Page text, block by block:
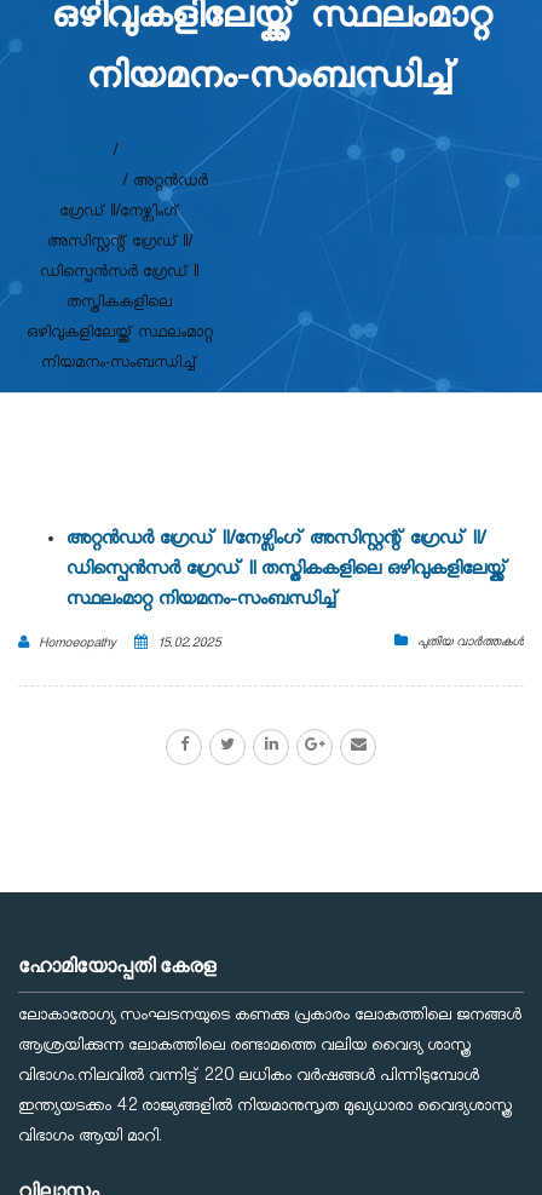
ഒഴിവുകളിലേയ്ക്ക് സ്ഥലംമാറ്റ
നിയമനം-സംബന്ധിച്ച്
/
/ അറ്റൻഡർ
ഗ്രേഡ് II/നേഴ്സിംഗ്
അസിസ്റ്റന്റ് ഗ്രേഡ് II/
ഡിസ്പെൻസർ ഗ്രേഡ് II
തസ്തികകളിലെ
ഒഴിവുകളിലേയ്ക്ക് സ്ഥലംമാറ്റ
നിയമനം-സംബന്ധിച്ച്
അറ്റൻഡർ ഗ്രേഡ് II/നേഴ്സിംഗ് അസിസ്റ്റന്റ് ഗ്രേഡ് II/
ഡിസ്പെൻസർ ഗ്രേഡ് II തസ്തികകളിലെ ഒഴിവുകളിലേയ്ക്ക്
സ്ഥലംമാറ്റ നിയമനം-സംബന്ധിച്ച്
Homoeopathy 15.02.2025 പുതിയ വാർത്തകൾ
ഹോമിയോപ്പതി കേരള
ലോകാരോഗ്യ സംഘടനയുടെ കണക്കു പ്രകാരം ലോകത്തിലെ ജനങ്ങള്‍
ആശ്രയിക്കുന്ന ലോകത്തിലെ രണ്ടാമത്തെ വലിയ വൈദ്യ ശാസ്ത്ര
വിഭാഗം.നിലവില്‍ വന്നിട്ട് 220 ലധികം വര്‍ഷങ്ങള്‍ പിന്നിടുമ്പോള്‍
ഇന്ത്യയടക്കം 42 രാജ്യങ്ങളില്‍ നിയമാനുസൃത മുഖ്യധാരാ വൈദ്യശാസ്ത്ര
വിഭാഗം ആയി മാറി.